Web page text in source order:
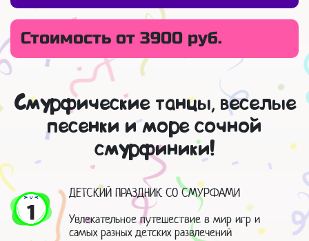
Стоимость от 3900 руб.
Смурфические танцы, веселые
песенки и море сочной
смурфиники!
1
ДЕТСКИЙ ПРАЗДНИК СО СМУРФАМИ
Увлекательное путешествие в мир игр и
самых разных детских развлечений